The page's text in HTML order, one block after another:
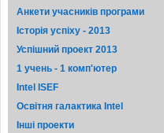
Анкети учасників програми
Історія успіху - 2013
Успішний проект 2013
1 учень - 1 комп'ютер
Intel ISEF
Освітня галактика Intel
Iншi проекти